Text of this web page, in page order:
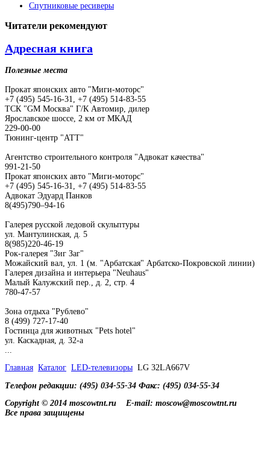
Спутниковые ресиверы
Читатели рекомендуют
Адресная книга
Полезные места
Прокат японских авто "Миги-моторс"
+7 (495) 545-16-31, +7 (495) 514-83-55
ТСК "GM Москва" Г/К Автомир, дилер
Ярославское шоссе, 2 км от МКАД
229-00-00
Тюнинг-центр "АТТ"
Агентство строительного контроля "Адвокат качества"
991-21-50
Прокат японских авто "Миги-моторс"
+7 (495) 545-16-31, +7 (495) 514-83-55
Адвокат Эдуард Панков
8(495)790–94-16
Галерея русской ледовой скульптуры
ул. Мантулинская, д. 5
8(985)220-46-19
Рок-галерея "Зиг Заг"
Можайский вал, ул. 1 (м. "Арбатская" Арбатско-Покровской линии)
Галерея дизайна и интерьера "Neuhaus"
Малый Калужский пер., д. 2, стр. 4
780-47-57
Зона отдыха "Рублево"
8 (499) 727-17-40
Гостинца для животных "Рets hotel"
ул. Каскадная, д. 32-а
Главная Каталог LED-телевизоры LG 32LA667V
Телефон редакции: (495) 034-55-34 Факс: (495) 034-55-34
Copyright © 2014 moscowtnt.ru
E-mail: moscow@moscowtnt.ru
Все права защищены